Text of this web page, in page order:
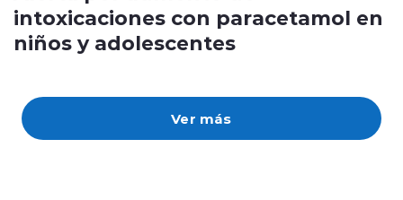
Ver más
intoxicaciones con paracetamol en
niños y adolescentes